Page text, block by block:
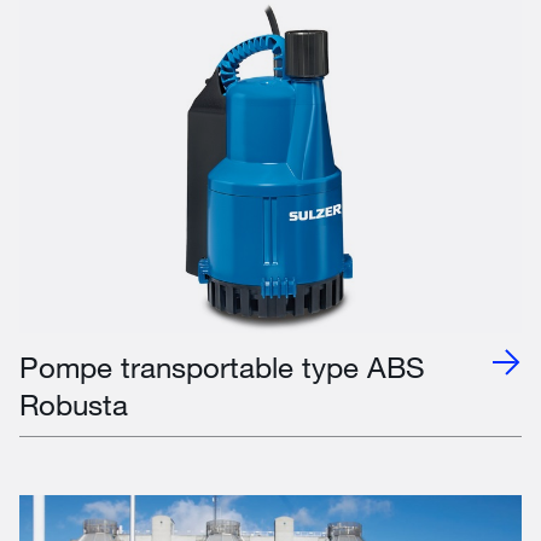
Pompe transportable type ABS
Robusta